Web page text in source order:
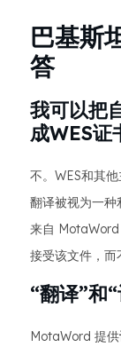
巴基斯
答
我可以把
成WES证
不。WES和其
翻译被视为一种
来自 MotaWord
接受该文件，而
“翻译”和
MotaWord 提供